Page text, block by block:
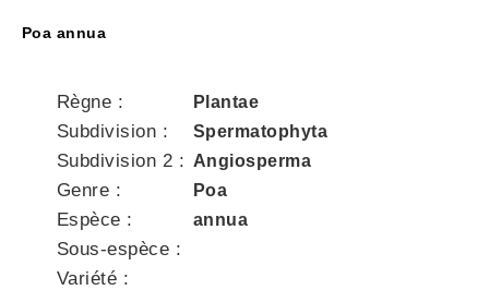
Poa annua
Règne : Plantae
Subdivision : Spermatophyta
Subdivision 2 : Angiosperma
Genre : Poa
Espèce : annua
Sous-espèce :
Variété :